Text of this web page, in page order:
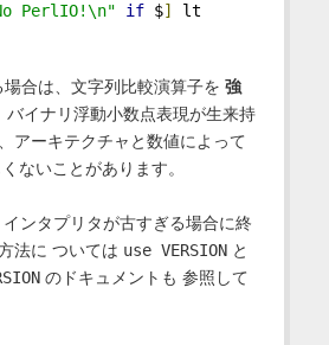
PerlIO!\n" if $]
場合は、文字列比較演算子を 強
イナリ浮動小数点表現が生来持
アーキテクチャと数値によって
ないことがあります。
ンタプリタが古すぎる場合に終
法に ついては use VERSIONと
のドキュメントも 参照して